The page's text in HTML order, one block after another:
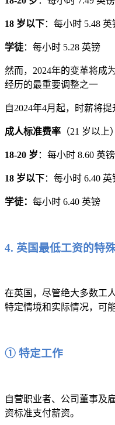
18 岁以下：每小时 5.48 英
学徒：每小时 5.28 英镑
然而，2024年的变革将成
经历的最重要调整之一
自2024年4月起，时薪将提
成人标准费率 （21 岁以
18-20 岁 ：每小时 8.60 英镑
18 岁以下：每小时 6.40 英
学徒： 每小时 6.40 英镑
4. 英国最低工资的特
在英国，尽管绝大多数工
特定情境和实际情况，可
① 特定工作
自营职业者、公司董事及
资标准支付薪资。